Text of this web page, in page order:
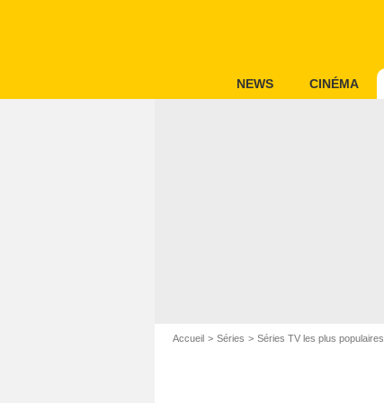
NEWS CINÉMA
Accueil Séries Séries TV les plus populaires